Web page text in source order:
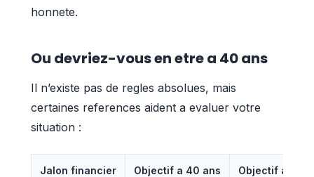
honnete.
Ou devriez-vous en etre a 40 ans
Il n’existe pas de regles absolues, mais
certaines references aident a evaluer votre
situation :
Jalon financier Objectif a 40 ans Objectif a 45